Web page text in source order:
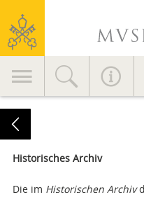
Vatikanische
Museen
Hauptnavigation
Historisches Archiv
Die im Historischen Archiv